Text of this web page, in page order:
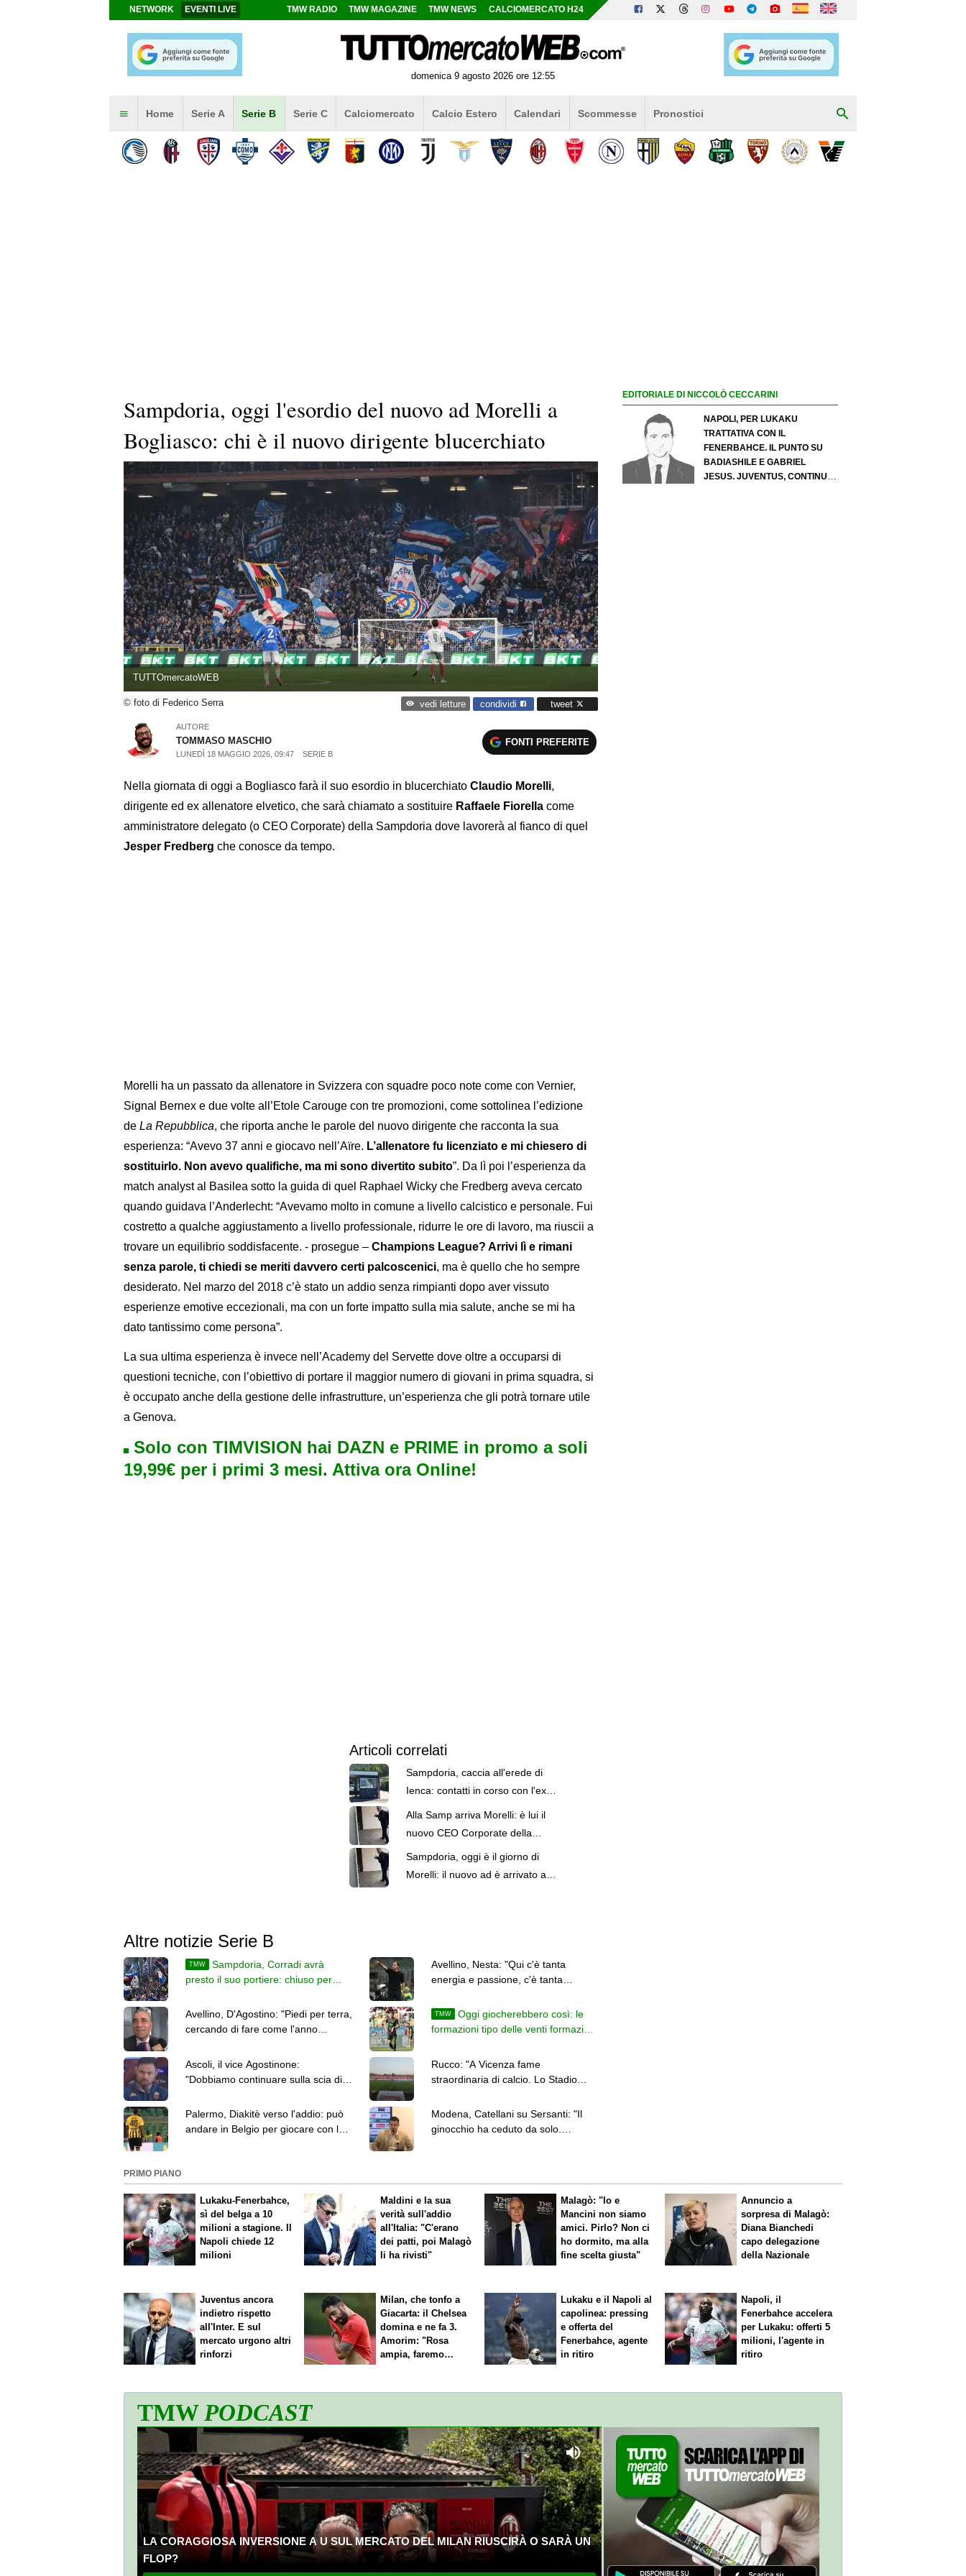
NETWORK EVENTI LIVE TMW RADIO TMW MAGAZINE TMW NEWS CALCIOMERCATO H24
domenica 9 agosto 2026 ore 12:55
Home Serie A Serie B Serie C Calciomercato Calcio Estero Calendari Scommesse Pronostici
Sampdoria, oggi l'esordio del nuovo ad Morelli a
Bogliasco: chi è il nuovo dirigente blucerchiato
TUTTOmercatoWEB
© foto di Federico Serra vedi letture condividi tweet
AUTORE
TOMMASO MASCHIO
LUNEDÌ 18 MAGGIO 2026, 09:47 SERIE B
FONTI PREFERITE
Nella giornata di oggi a Bogliasco farà il suo esordio in blucerchiato Claudio Morelli,
dirigente ed ex allenatore elvetico, che sarà chiamato a sostituire Raffaele Fiorella come
amministratore delegato (o CEO Corporate) della Sampdoria dove lavorerà al fianco di quel
Jesper Fredberg che conosce da tempo.
Morelli ha un passato da allenatore in Svizzera con squadre poco note come con Vernier,
Signal Bernex e due volte all’Etole Carouge con tre promozioni, come sottolinea l’edizione
de La Repubblica, che riporta anche le parole del nuovo dirigente che racconta la sua
esperienza: “Avevo 37 anni e giocavo nell’Aïre. L’allenatore fu licenziato e mi chiesero di
sostituirlo. Non avevo qualifiche, ma mi sono divertito subito”. Da lì poi l’esperienza da
match analyst al Basilea sotto la guida di quel Raphael Wicky che Fredberg aveva cercato
quando guidava l’Anderlecht: “Avevamo molto in comune a livello calcistico e personale. Fui
costretto a qualche aggiustamento a livello professionale, ridurre le ore di lavoro, ma riuscii a
trovare un equilibrio soddisfacente. - prosegue – Champions League? Arrivi lì e rimani
senza parole, ti chiedi se meriti davvero certi palcoscenici, ma è quello che ho sempre
desiderato. Nel marzo del 2018 c’è stato un addio senza rimpianti dopo aver vissuto
esperienze emotive eccezionali, ma con un forte impatto sulla mia salute, anche se mi ha
dato tantissimo come persona”.
La sua ultima esperienza è invece nell’Academy del Servette dove oltre a occuparsi di
questioni tecniche, con l’obiettivo di portare il maggior numero di giovani in prima squadra, si
è occupato anche della gestione delle infrastrutture, un’esperienza che gli potrà tornare utile
a Genova.
Solo con TIMVISION hai DAZN e PRIME in promo a soli
19,99€ per i primi 3 mesi. Attiva ora Online!
Articoli correlati
Sampdoria, caccia all'erede di
Ienca: contatti in corso con l'ex
Alla Samp arriva Morelli: è lui il
nuovo CEO Corporate della
compagine blucerchiata
Sampdoria, oggi è il giorno di
Morelli: il nuovo ad è arrivato a
Altre notizie Serie B
TMW
Sampdoria, Corradi avrà
presto il suo portiere: chiuso per
Avellino, Nesta: "Qui c'è tanta
energia e passione, c'è tanta
Avellino, D'Agostino: "Piedi per terra,
cercando di fare come l'anno
TMW
Oggi giocherebbero così: le
formazioni tipo delle venti formazioni
Ascoli, il vice Agostinone:
"Dobbiamo continuare sulla scia di
Rucco: "A Vicenza fame
straordinaria di calcio. Lo Stadio
Palermo, Diakitè verso l'addio: può
andare in Belgio per giocare con lo
Modena, Catellani su Sersanti: "Il
ginocchio ha ceduto da solo.
EDITORIALE DI NICCOLÒ CECCARINI
NAPOLI, PER LUKAKU
TRATTATIVA CON IL
FENERBAHCE. IL PUNTO SU
BADIASHILE E GABRIEL
JESUS. JUVENTUS, CONTINUA
PRIMO PIANO
Lukaku-Fenerbahce,
sì del belga a 10
milioni a stagione. Il
Napoli chiede 12
milioni
Maldini e la sua
verità sull'addio
all'Italia: "C'erano
dei patti, poi Malagò
li ha rivisti"
Malagò: "Io e
Mancini non siamo
amici. Pirlo? Non ci
ho dormito, ma alla
fine scelta giusta"
Annuncio a
sorpresa di Malagò:
Diana Bianchedi
capo delegazione
della Nazionale
Juventus ancora
indietro rispetto
all'Inter. E sul
mercato urgono altri
rinforzi
Milan, che tonfo a
Giacarta: il Chelsea
domina e ne fa 3.
Amorim: "Rosa
ampia, faremo
Lukaku e il Napoli al
capolinea: pressing
e offerta del
Fenerbahce, agente
in ritiro
Napoli, il
Fenerbahce accelera
per Lukaku: offerti 5
milioni, l'agente in
ritiro
TMWPODCAST
LA CORAGGIOSA INVERSIONE A U SUL MERCATO DEL MILAN RIUSCIRÀ O SARÀ UN
FLOP?